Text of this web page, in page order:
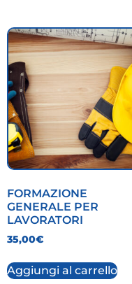
FORMAZIONE
GENERALE PER
LAVORATORI
35,00€
Aggiungi al carrello